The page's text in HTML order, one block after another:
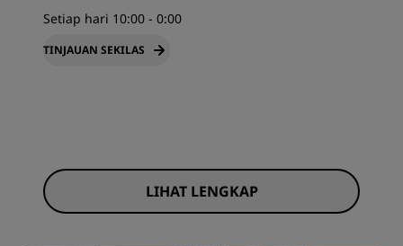
Setiap hari 10:00 - 0:00
TINJAUAN SEKILAS
LIHAT LENGKAP